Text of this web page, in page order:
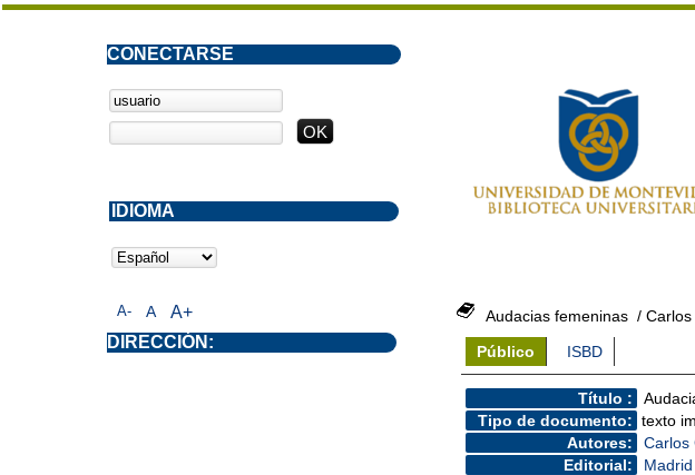
Audacias femeninas /
Público
ISBD
Título :
Tipo de documento: texto
Autores:
Carlos
Editorial:
A- A A+
CONECTARSE
DIRECCIÓN:
IDIOMA